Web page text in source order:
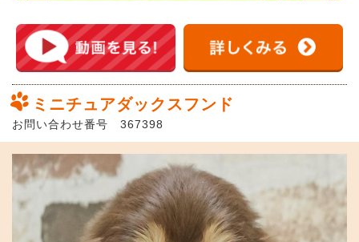
ミニチュアダックスフンド
お問い合わせ番号 367398